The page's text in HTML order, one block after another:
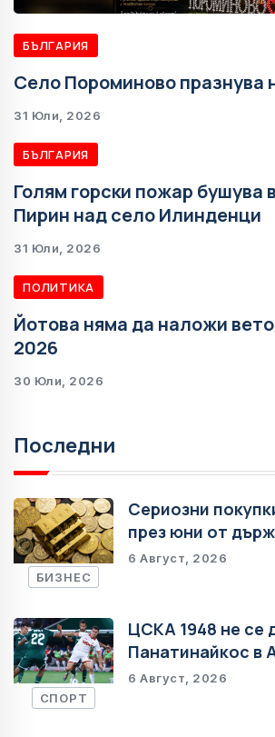
БЪЛГАРИЯ
Село Пороминово празнува
31 Юли, 2026
БЪЛГАРИЯ
Голям горски пожар бушува
Пирин над село Илинденци
31 Юли, 2026
ПОЛИТИКА
Йотова няма да наложи
2026
30 Юли, 2026
Последни
БИЗНЕС
Сериозни
през юни от
6 Август, 2026
СПОРТ
ЦСКА 1948 не се
Панатинайкос в
6 Август, 2026